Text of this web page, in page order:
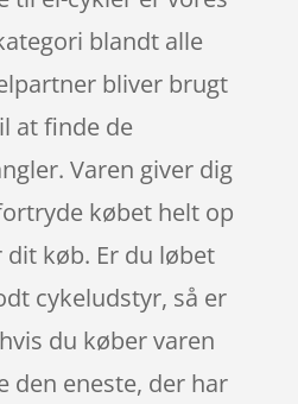
blandt alle
bliver brugt
at finde de
Varen giver dig
købet helt op
køb. Er du løbet
cykeludstyr, så er
du køber varen
den eneste, der har